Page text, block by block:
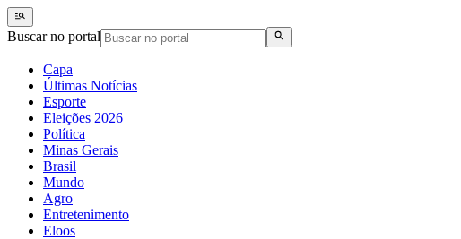
Buscar no portal
Capa
Últimas Notícias
Esporte
Eleições 2026
Política
Minas Gerais
Brasil
Mundo
Agro
Entretenimento
Eloos